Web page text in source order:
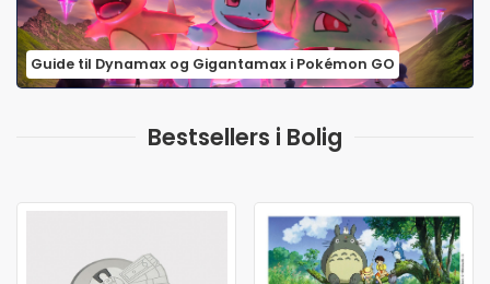
Guide til Dynamax og Gigantamax i Pokémon GO
Bestsellers i Bolig